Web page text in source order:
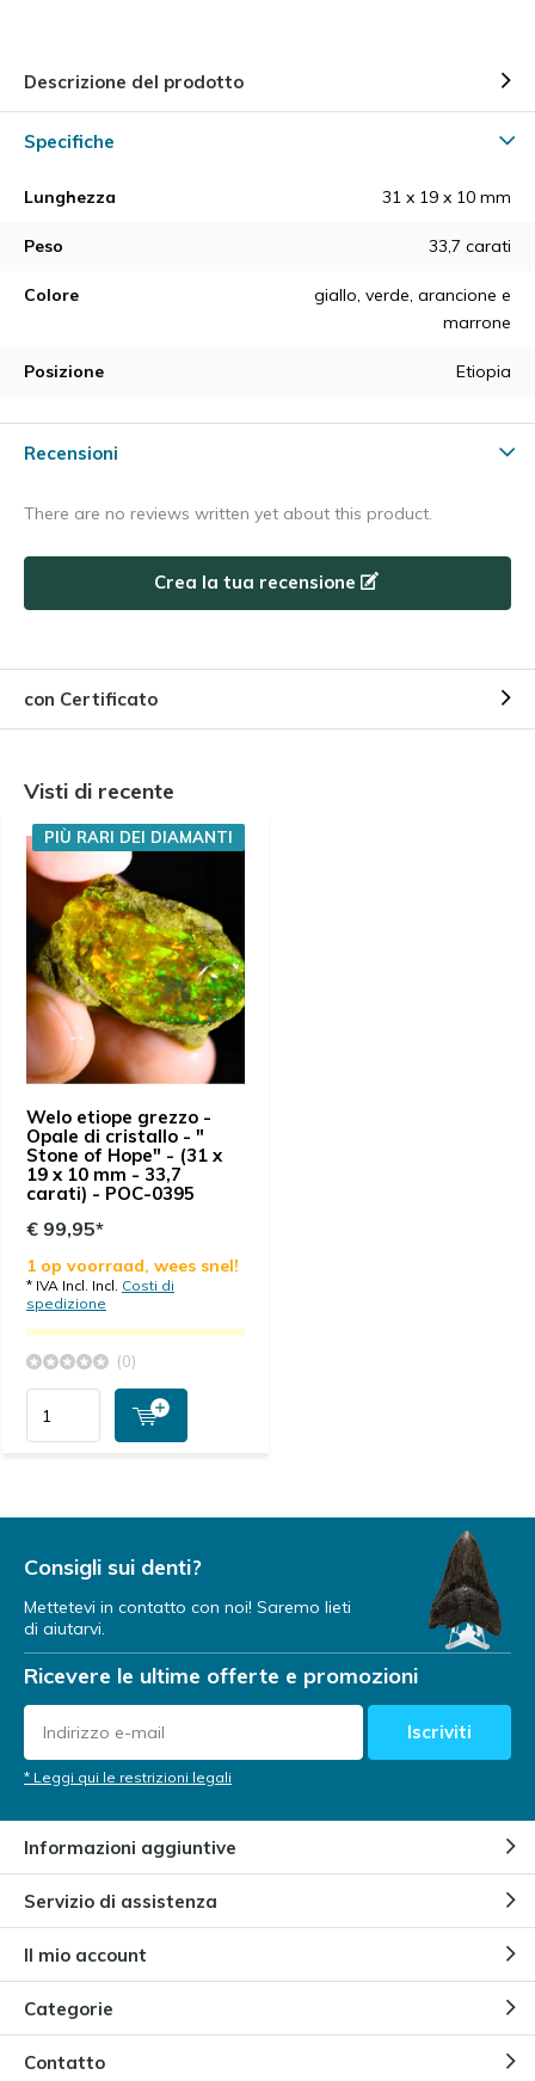
Descrizione del prodotto
Specifiche
Lunghezza 31 x 19 x 10 mm
Peso 33,7 carati
Colore
giallo, verde, arancione e
marrone
Posizione Etiopia
Recensioni
There are no reviews written yet about this product.
Crea la tua recensione
con Certificato
Visti di recente
Welo etiope grezzo -
Opale di cristallo - "
Stone of Hope" - (31 x
19 x 10 mm - 33,7
carati) - POC-0395
PIÙ RARI DEI DIAMANTI
€ 99,95*
1 op voorraad, wees snel!
* IVA Incl. Incl. Costi di
spedizione
(0)
Consigli sui denti?
Mettetevi in contatto con noi! Saremo lieti
di aiutarvi.
Ricevere le ultime offerte e promozioni
Iscriviti
* Leggi qui le restrizioni legali
Informazioni aggiuntive
Servizio di assistenza
Il mio account
Categorie
Contatto